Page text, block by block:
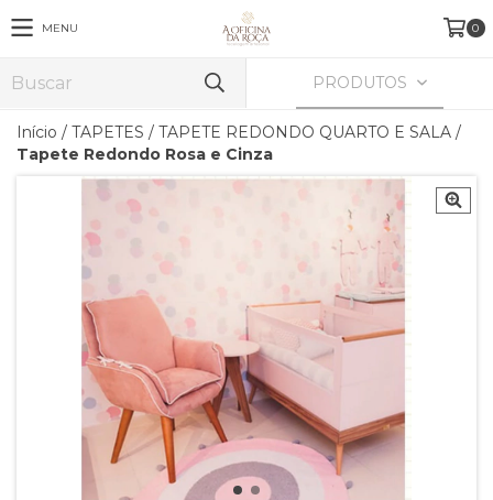
MENU 0
PRODUTOS
Início / TAPETES / TAPETE REDONDO QUARTO E SALA /
Tapete Redondo Rosa e Cinza